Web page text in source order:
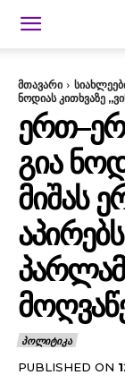
მთავარი
ნოდიას კითხვაზე
ᲒᲘᲐ
ᲛᲘᲨᲐᲡ
ᲞᲝᲚᲘᲢᲘᲙᲐ
PUBLISHED ON